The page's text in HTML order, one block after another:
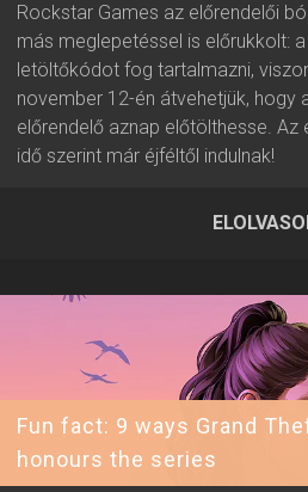
Rockstar Games az előrendelői
más meglepetéssel is előrukkolt:
letöltőkódot fog tartalmazni,
november 12-én átvehetjük, hogy
előrendelő aznap előtölthesse. Az
idő szerint már éjféltől indulnak!
2026.06.24 12:13 ▪ Forrás:
Fun fact: 9 ways Grand
honours the series